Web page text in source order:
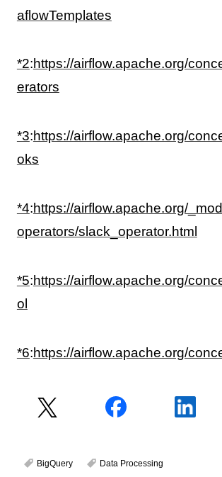
aflowTemplates
*2:https://airflow.apache.org/
erators
*3:https://airflow.apache.org/
oks
*4:https://airflow.apache.org/
operators/slack_operator.html
*5:https://airflow.apache.org/
ol
*6:https://airflow.apache.org/
BigQuery Data Processing